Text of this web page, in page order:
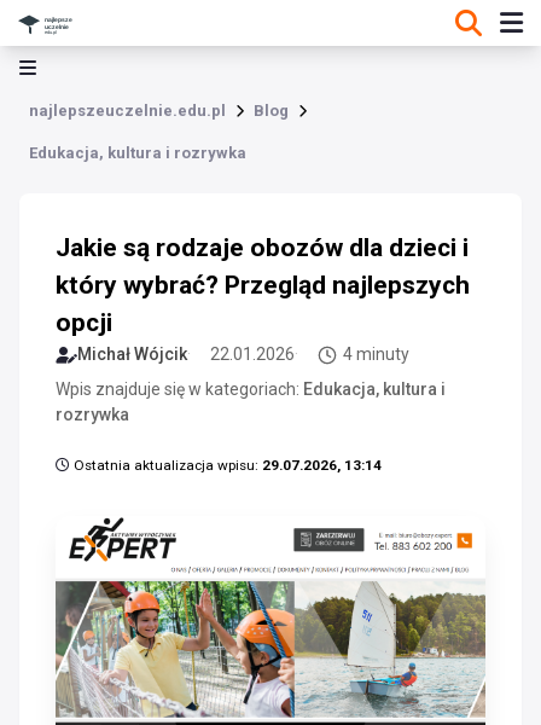
najlepszeuczelnie.edu.pl Blog
Edukacja, kultura i rozrywka
Jakie są rodzaje obozów dla dzieci i
który wybrać? Przegląd najlepszych
opcji
Michał Wójcik 22.01.2026
4 minuty
Wpis znajduje się w kategoriach: Edukacja, kultura i
rozrywka
Ostatnia aktualizacja wpisu: 29.07.2026, 13:14